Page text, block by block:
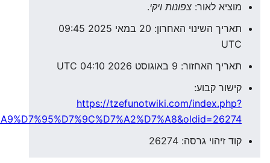
מוציא לאור: צפונות ויקי.
תאריך השינוי האחרון: 20 במאי 2025 09:45
UTC
תאריך האחזור: 9 באוגוסט 2026 04:10 UTC
קישור קבוע:
https://tzefunotwiki.com/index.php?
קוד זיהוי גרסה: 26274